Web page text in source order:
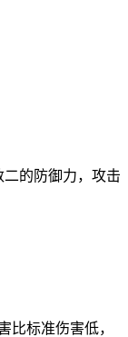
的防御力，攻击
比标准伤害低，